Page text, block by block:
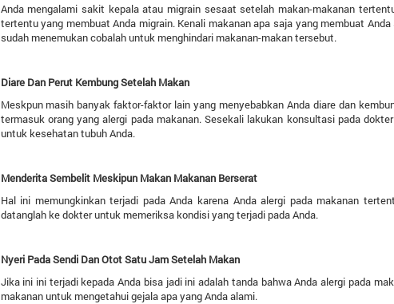
Anda mengalami sakit kepala atau migrain sesaat setelah makan-makanan
tertentu yang membuat Anda migrain. Kenali makanan apa saja yang membuat
sudah menemukan cobalah untuk menghindari makanan-makan tersebut.
Diare Dan Perut Kembung Setelah Makan
Meskpun masih banyak faktor-faktor lain yang menyebabkan Anda diare dan
termasuk orang yang alergi pada makanan. Sesekali lakukan konsultasi pada
untuk kesehatan tubuh Anda.
Menderita Sembelit Meskipun Makan Makanan Berserat
Hal ini memungkinkan terjadi pada Anda karena Anda alergi pada makanan
datanglah ke dokter untuk memeriksa kondisi yang terjadi pada Anda.
Nyeri Pada Sendi Dan Otot Satu Jam Setelah Makan
Jika ini ini terjadi kepada Anda bisa jadi ini adalah tanda bahwa Anda alergi pada
makanan untuk mengetahui gejala apa yang Anda alami.